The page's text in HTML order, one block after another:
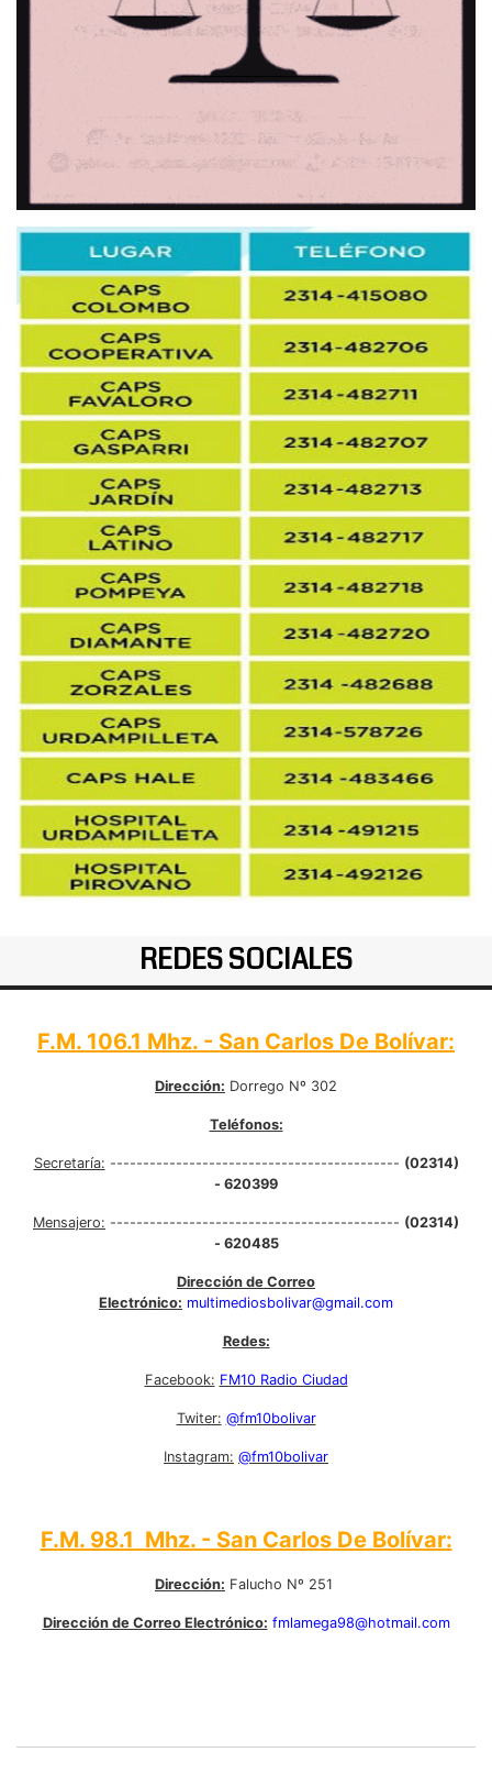
REDES SOCIALES
F.M. 106.1 Mhz. - San Carlos De Bolívar:
Dirección: Dorrego Nº 302
Teléfonos:
Secretaría: -------------------------------------------- (02314)
- 620399
Mensajero: -------------------------------------------- (02314)
- 620485
Dirección de Correo
Electrónico: multimediosbolivar@gmail.com
Redes:
Facebook: FM10 Radio Ciudad
Twiter: @fm10bolivar
Instagram: @fm10bolivar
F.M. 98.1 Mhz. - San Carlos De Bolívar:
Dirección: Falucho Nº 251
Dirección de Correo Electrónico: fmlamega98@hotmail.com